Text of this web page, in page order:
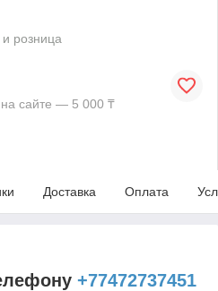
розница
сайте — 5 000 ₸
Доставка Оплата
+77472737451